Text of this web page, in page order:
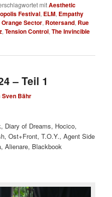
mitAesthetic
Festival, ELM, Empathy
Orange Sector, Rotersand, Rue
,Tension Control,The Invincible
– Teil 1
Sven Bähr
Diary of Dreams, Hocico,
Ost+Front, T.O.Y., Agent Side
Alienare, Blackbook